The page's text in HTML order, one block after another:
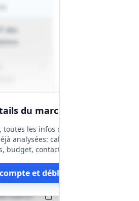
des
du marché
les infos des
analysées: cahier des
budget, contact, etc
et débloquer
;
du
Illkirch-